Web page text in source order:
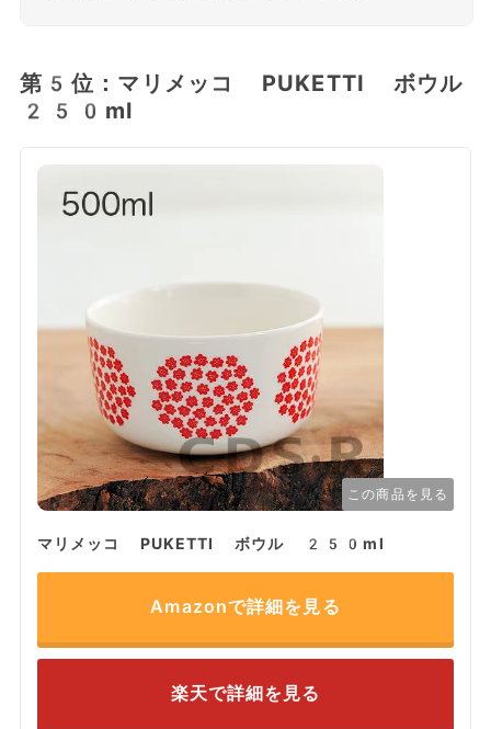
第5位：マリメッコ PUKETTI ボウル
250ml
この商品を見る
マリメッコ PUKETTI ボウル 250ml
Amazonで詳細を見る
楽天で詳細を見る